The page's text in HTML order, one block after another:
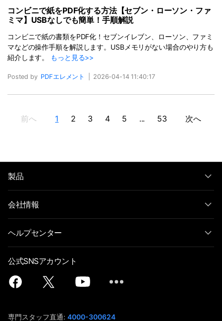
コンビニで紙をPDF化する方法【セブン・ローソン・ファ
ミマ】USBなしでも簡単！手順解説
コンビニで紙の書類をPDF化！セブンイレブン、ローソン、ファミ
マなどの操作手順を解説します。USBメモリがない場合のやり方も
紹介します。
もっと見る>>
Posted by PDFエレメント 2026-04-14 11:40:17
前へ 1 2 3 4 5 ... 53 次へ
製品
会社情報
ヘルプセンター
公式SNSアカウント
専門スタッフ直通: 4000-300624